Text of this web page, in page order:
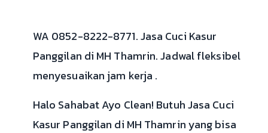
WA 0852-8222-8771. Jasa Cuci Kasur
Panggilan di MH Thamrin. Jadwal fleksibel
menyesuaikan jam kerja .
Halo Sahabat Ayo Clean! Butuh Jasa Cuci
Kasur Panggilan di MH Thamrin yang bisa